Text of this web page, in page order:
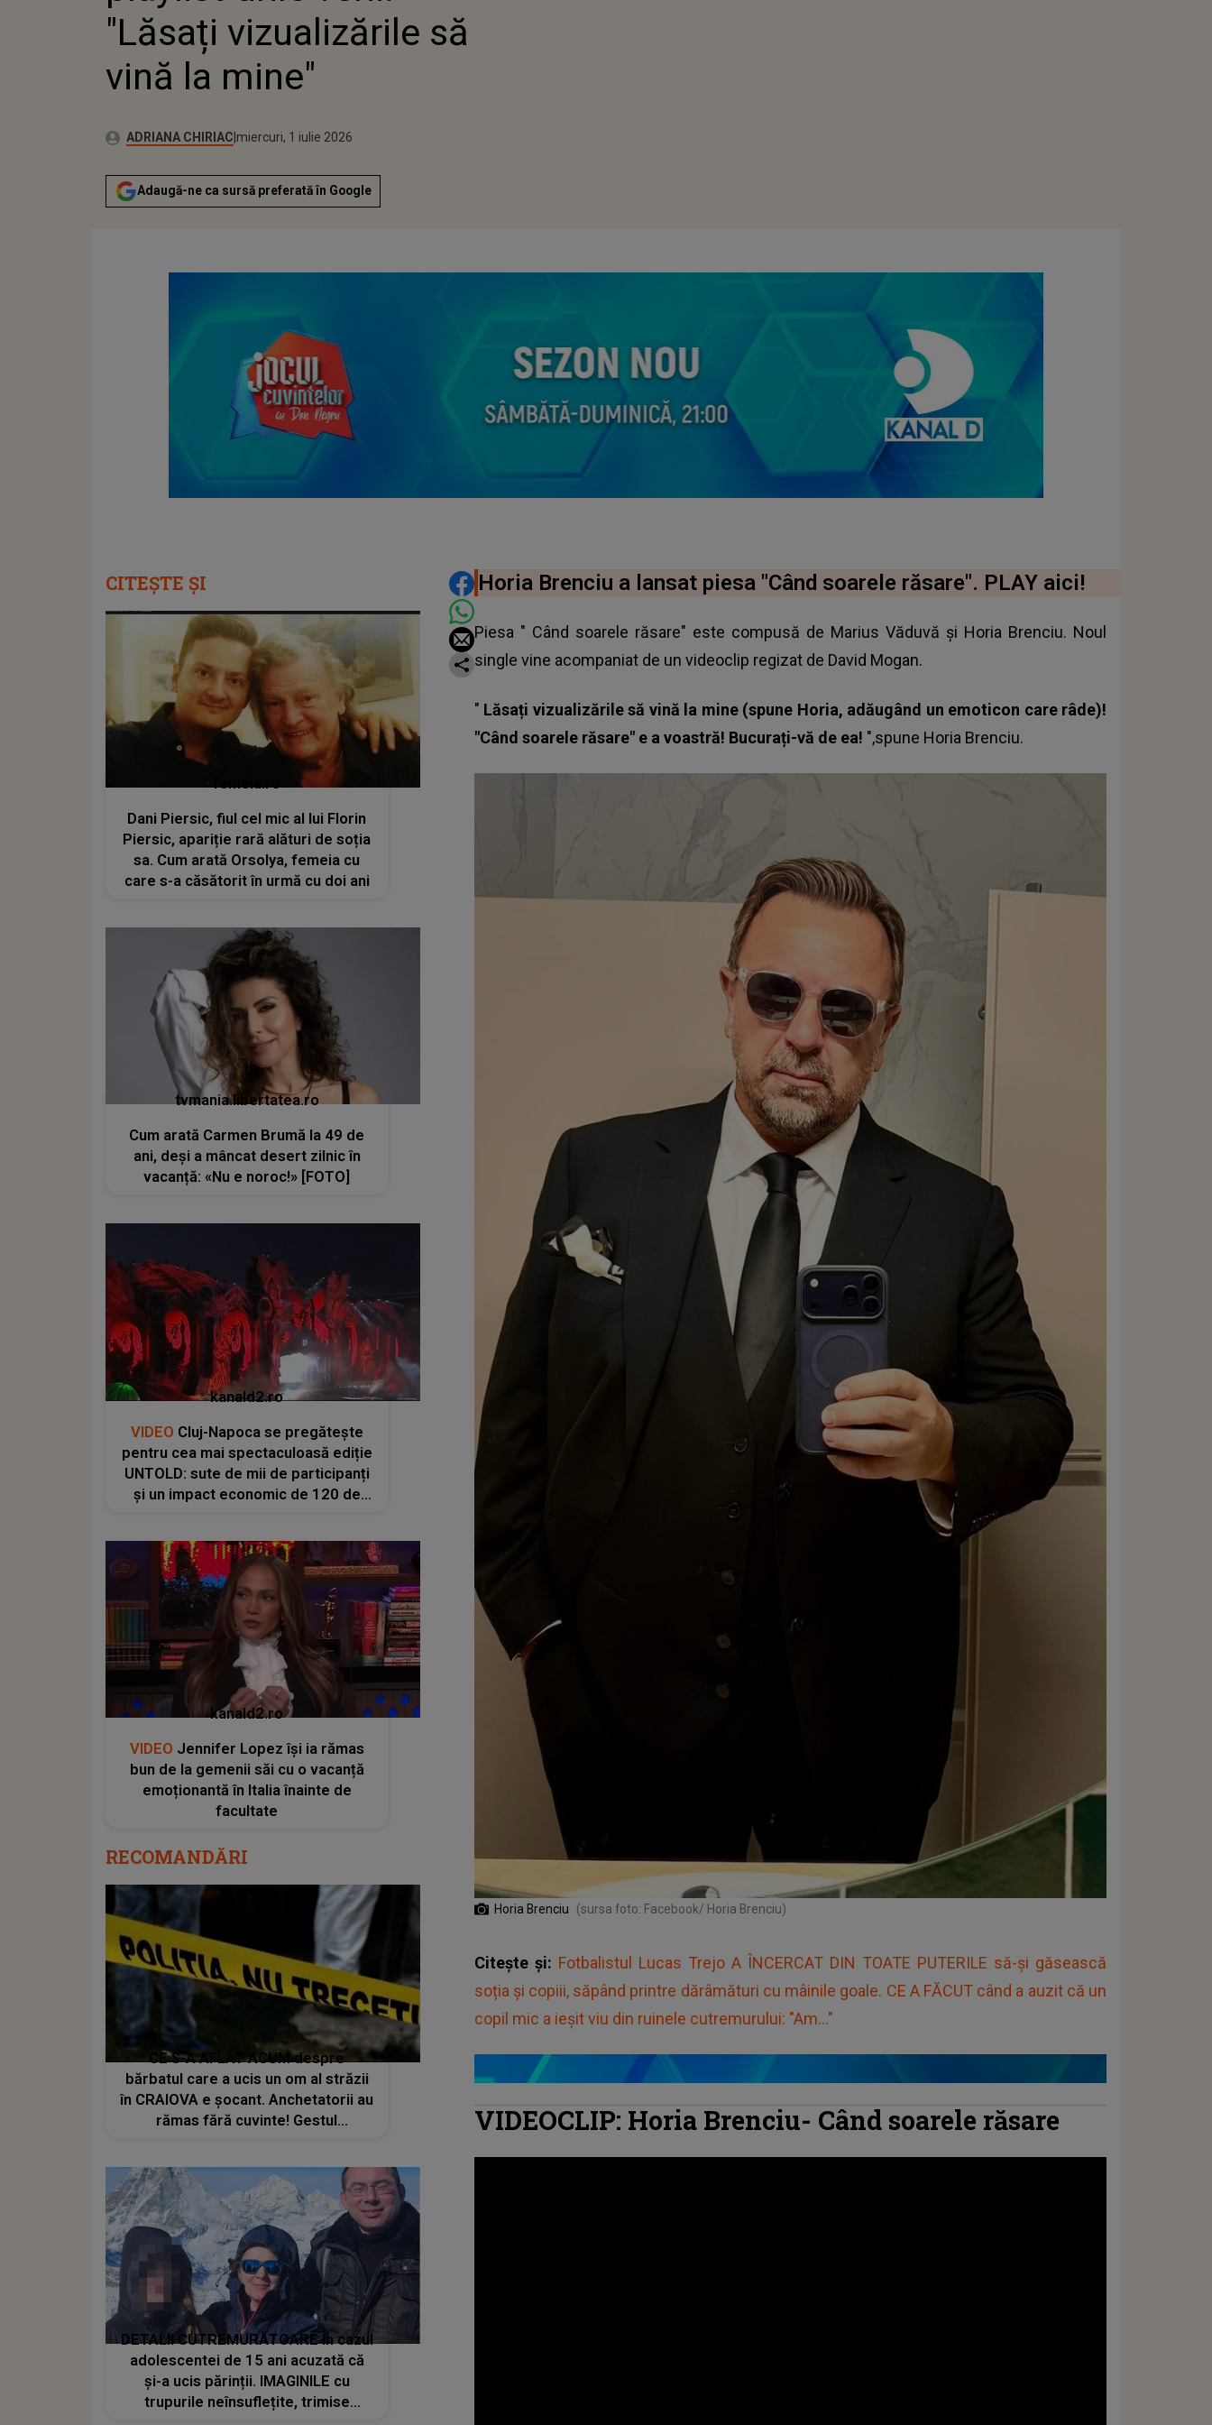
"Lăsați vizualizările să
vină la mine"
Autor:ADRIANA CHIRIACPublicat:
miercuri, 1 iulie 2026
Actualizat:
miercuri, 1 iulie 2026
Adaugă-ne ca sursă preferată în Google
DISTRIBUIE ARTICOLUL
Horia Brenciu a lansat piesa "Când soarele răsare". PLAY aici!
Piesa " Când soarele răsare" este compusă de Marius Văduvă și Horia Brenciu. Noul
single vine acompaniat de un videoclip regizat de David Mogan.
" Lăsați vizualizările să vină la mine (spune Horia, adăugând un emoticon care râde)!
"Când soarele răsare" e a voastră! Bucurați-vă de ea! ",spune Horia Brenciu.
Horia Brenciu (sursa foto: Facebook/ Horia Brenciu)
Citește și: Fotbalistul Lucas Trejo A ÎNCERCAT DIN TOATE PUTERILE să-și găsească
soția și copiii, săpând printre dărâmături cu mâinile goale. CE A FĂCUT când a auzit că un
copil mic a ieșit viu din ruinele cutremurului: "Am..."
VIDEOCLIP: Horia Brenciu- Când soarele răsare
CITEȘTE ȘI
femeia.ro
Dani Piersic, fiul cel mic al lui Florin
Piersic, apariție rară alături de soția
sa. Cum arată Orsolya, femeia cu
care s-a căsătorit în urmă cu doi ani
tvmania.libertatea.ro
Cum arată Carmen Brumă la 49 de
ani, deși a mâncat desert zilnic în
vacanță: «Nu e noroc!» [FOTO]
kanald2.ro
VIDEO Cluj-Napoca se pregătește
pentru cea mai spectaculoasă ediție
UNTOLD: sute de mii de participanți
și un impact economic de 120 de
kanald2.ro
VIDEO Jennifer Lopez își ia rămas
bun de la gemenii săi cu o vacanță
emoționantă în Italia înainte de
facultate
RECOMANDĂRI
CE S-A AFLAT ACUM despre
bărbatul care a ucis un om al străzii
în CRAIOVA e șocant. Anchetatorii au
rămas fără cuvinte! Gestul
fusese..."
DETALII CUTREMURĂTOARE în cazul
adolescentei de 15 ani acuzată că
și-a ucis părinții. IMAGINILE cu
trupurile neînsuflețite, trimise